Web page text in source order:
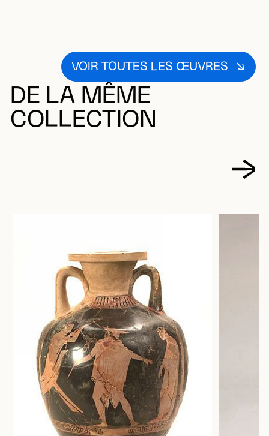
VOIR TOUTES LES ŒUVRES
DE LA MÊME
COLLECTION